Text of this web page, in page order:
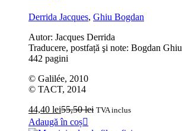
Derrida Jacques, Ghiu Bogdan
Autor: Jacques Derrida
Traducere, postfață şi note: Bogdan Ghiu
442 pagini
© Galilée, 2010
© TACT, 2014
44,40 lei55,50lei TVA inclus
Adaugă în coș